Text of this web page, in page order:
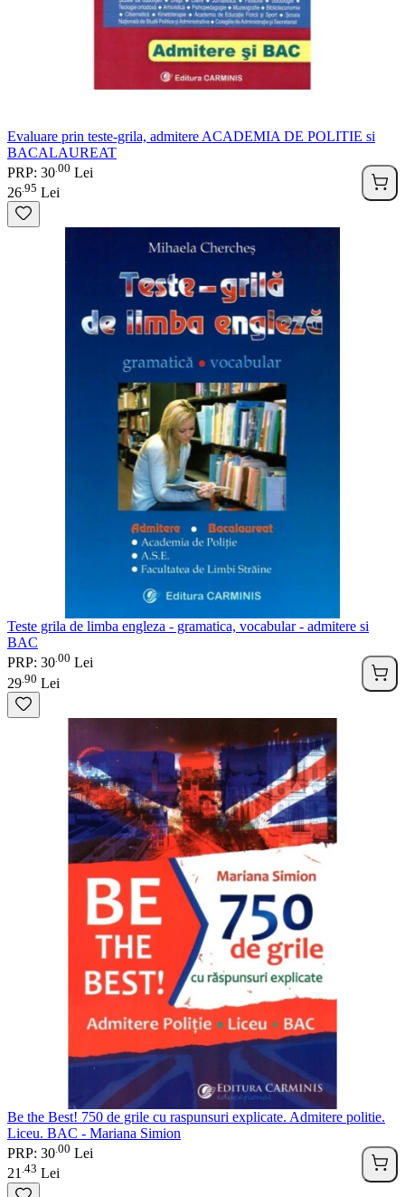
Evaluare prin teste-grila, admitere ACADEMIA DE POLITIE si
BACALAUREAT
PRP: 30 00 Lei
26 95 Lei
Teste grila de limba engleza - gramatica, vocabular - admitere si
BAC
PRP: 30 00 Lei
29 90 Lei
Be the Best! 750 de grile cu raspunsuri explicate. Admitere politie.
Liceu. BAC - Mariana Simion
PRP: 30 00 Lei
21 43 Lei